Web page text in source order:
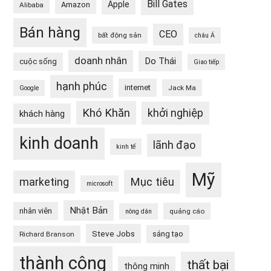
Alibaba Amazon Apple Bill Gates
Bán hàng bất động sản CEO châu Á
cuộc sống doanh nhân Do Thái Giao tiếp
Google hạnh phúc internet Jack Ma
khách hàng Khó Khăn khởi nghiệp
kinh doanh kinh tế lãnh đạo
marketing microsoft Mục tiêu Mỹ
nhân viên Nhật Bản nông dân quảng cáo
Richard Branson Steve Jobs sáng tạo
thành công thông minh thất bại